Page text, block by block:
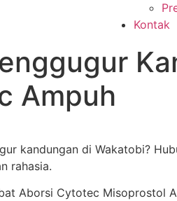
Kontak
Ampuh
kandungan di Wakatobi?
rahasia.
Aborsi Cytotec Misoprostol